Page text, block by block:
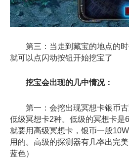
第三：当走到藏宝的地点的时
就可以点闪动按钮开始挖宝了
挖宝会出现的几中情况：
第一：会挖出现冥想卡银币古
低级冥想卡2种。低级的冥想卡是
就要用高级冥想卡，银币一般
用的。高级的探测器有几率出完
蓝色）